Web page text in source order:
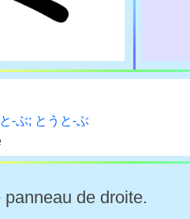
-ぶ; とうと-ぶ
de droite.